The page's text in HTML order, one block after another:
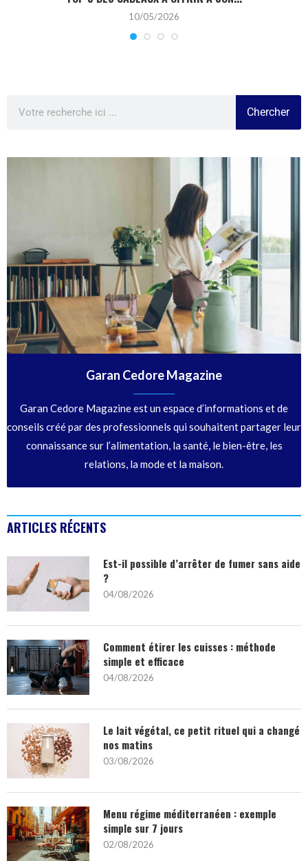
10/05/2026
Chercher
Garan Cedore Magazine
Garan Cedore Magazine est un espace d’informations et de
conseils créé par des professionnels qui souhaitent partager leur
connaissance sur l’alimentation, la santé, le bien-être, les
relations, la mode et la maison.
ARTICLES RÉCENTS
Est-il possible d’arrêter de fumer sans aide
?
04/08/2026
Comment étirer les cuisses : méthode
simple et efficace
04/08/2026
Le lait végétal, ce petit rituel qui a changé
nos matins
03/08/2026
Menu régime méditerranéen : exemple
simple sur 7 jours
02/08/2026